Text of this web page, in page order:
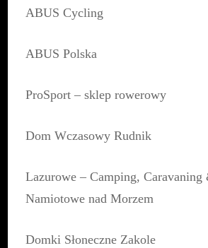
ABUS Cycling
ABUS Polska
ProSport – sklep rowerowy
Dom Wczasowy Rudnik
Lazurowe – Camping, Caravaning
Namiotowe nad Morzem
Domki Słoneczne Zakole